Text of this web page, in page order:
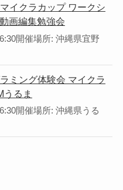
イクラカップ ワークシ
画編集勉強会
開催場所: 沖縄県宜野
ミング体験会 マイクラ
うるま
開催場所: 沖縄県うる